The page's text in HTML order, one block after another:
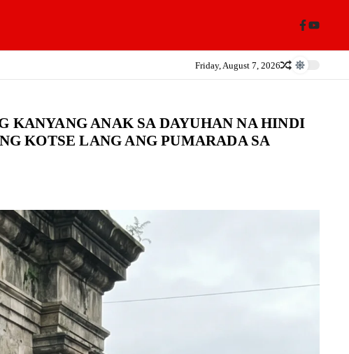
Friday, August 7, 2026
KANYANG ANAK SA DAYUHAN NA HINDI
KOTSE LANG ANG PUMARADA SA